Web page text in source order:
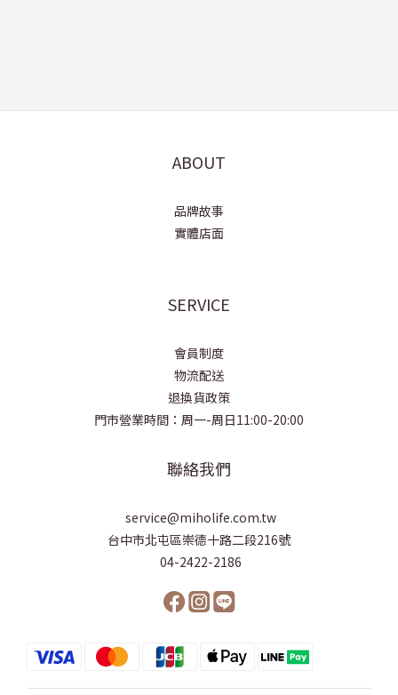
ABOUT
品牌故事
實體店面
SERVICE
會員制度
物流配送
退換貨政策
門市營業時間：周一-周日11:00-20:00
聯絡我們
service@miholife.com.tw
台中市北屯區崇德十路二段216號
04-2422-2186